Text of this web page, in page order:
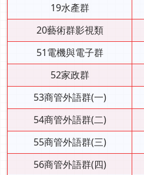
19水產群
20藝術群影視類
51電機與電子群
52家政群
53商管外語群(一)
54商管外語群(二)
55商管外語群(三)
56商管外語群(四)